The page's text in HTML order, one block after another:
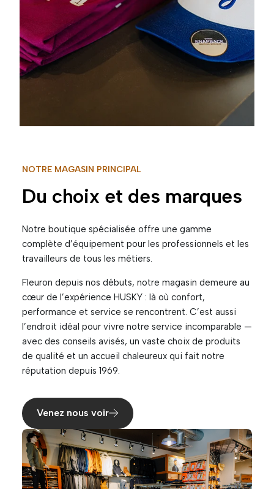
NOTRE MAGASIN PRINCIPAL
Du choix et des marques
Notre boutique spécialisée offre une gamme
complète d’équipement pour les professionnels et les
travailleurs de tous les métiers.
Fleuron depuis nos débuts, notre magasin demeure au
cœur de l’expérience HUSKY : là où confort,
performance et service se rencontrent. C’est aussi
l’endroit idéal pour vivre notre service incomparable —
avec des conseils avisés, un vaste choix de produits
de qualité et un accueil chaleureux qui fait notre
réputation depuis 1969.
Venez nous voir